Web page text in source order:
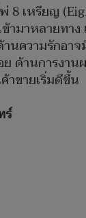
8 เหรียญ
ามาหลายทา
านความรักอา
ย ​ด้านการงา
าขายเริ่มดีขึ้น
ร์